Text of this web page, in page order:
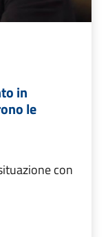
in
le
con